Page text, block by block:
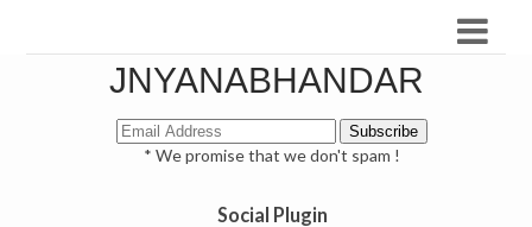
JNYANABHANDAR
* We promise that we don't spam !
Social Plugin